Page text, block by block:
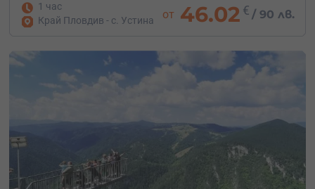
1 час
Край Пловдив - с. Устина
от 46.02 € /90 лв.